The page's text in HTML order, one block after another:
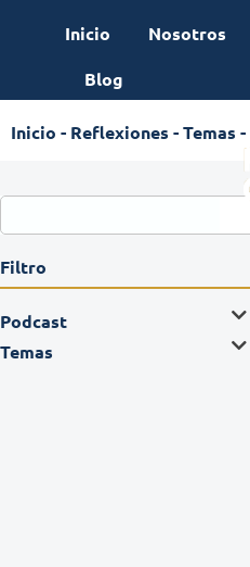
Inicio Nosotros
Blog
Inicio - Reflexiones -Temas -
Filtro
Podcast
Temas